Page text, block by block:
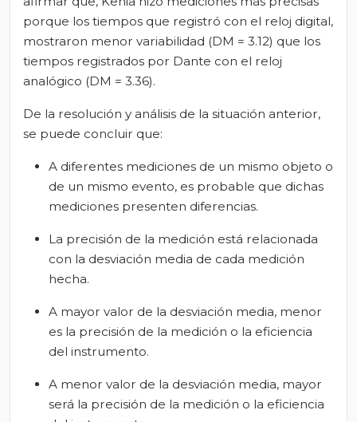
porque los tiempos que registró con el reloj digital,
mostraron menor variabilidad (DM = 3.12) que los
tiempos registrados por Dante con el reloj
analógico (DM = 3.36).
De la resolución y análisis de la situación anterior,
se puede concluir que:
A diferentes mediciones de un mismo objeto o
de un mismo evento, es probable que dichas
mediciones presenten diferencias.
La precisión de la medición está relacionada
con la desviación media de cada medición
hecha.
A mayor valor de la desviación media, menor
es la precisión de la medición o la eficiencia
del instrumento.
A menor valor de la desviación media, mayor
será la precisión de la medición o la eficiencia